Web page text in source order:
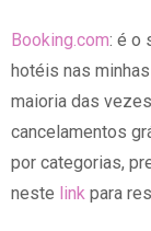
Booking.com: é o
hotéis nas
maioria das
cancelamentos
por categorias,
neste link para